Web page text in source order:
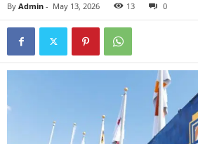
By Admin - May 13, 2026 13 0